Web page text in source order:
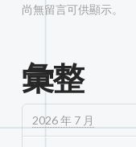
尚無留言可供顯示。
彙整
2026 年 7 月